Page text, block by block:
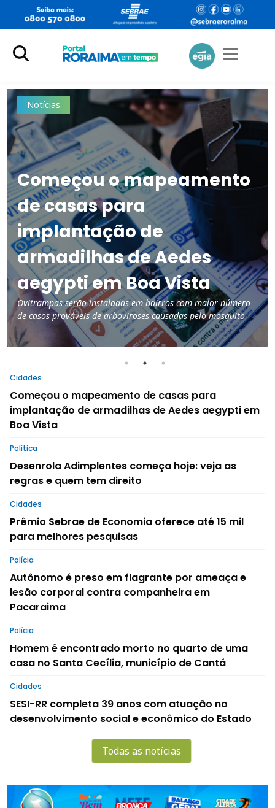
Notícias
Prêmio Sebrae de
Economia oferece até 15
mil para melhores
pesquisas
Inscrições são gratuitas e seguem até 30 de setembro. Podem
participar pesquisadores, professores, estudantes de pós-
graduação e profissionais da área de Economia
Cidades
Começou o mapeamento de casas para
implantação de armadilhas de Aedes aegypti em
Boa Vista
Política
Desenrola Adimplentes começa hoje: veja as
regras e quem tem direito
Cidades
Prêmio Sebrae de Economia oferece até 15 mil
para melhores pesquisas
Polícia
Autônomo é preso em flagrante por ameaça e
lesão corporal contra companheira em
Pacaraima
Polícia
Homem é encontrado morto no quarto de uma
casa no Santa Cecília, município de Cantá
Cidades
SESI-RR completa 39 anos com atuação no
desenvolvimento social e econômico do Estado
Todas as notícias